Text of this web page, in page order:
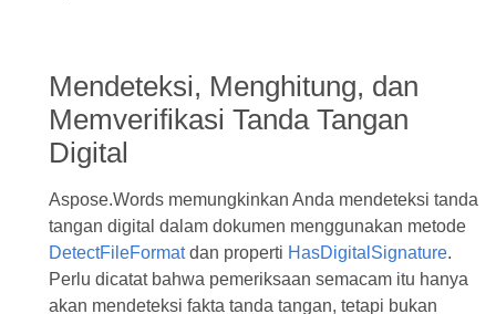
Mendeteksi, Menghitung, dan
Memverifikasi Tanda Tangan
Digital
Aspose.Words memungkinkan Anda mendeteksi tanda
tangan digital dalam dokumen menggunakan metode
DetectFileFormatdan properti HasDigitalSignature.
Perlu dicatat bahwa pemeriksaan semacam itu hanya
akan mendeteksi fakta tanda tangan, tetapi bukan